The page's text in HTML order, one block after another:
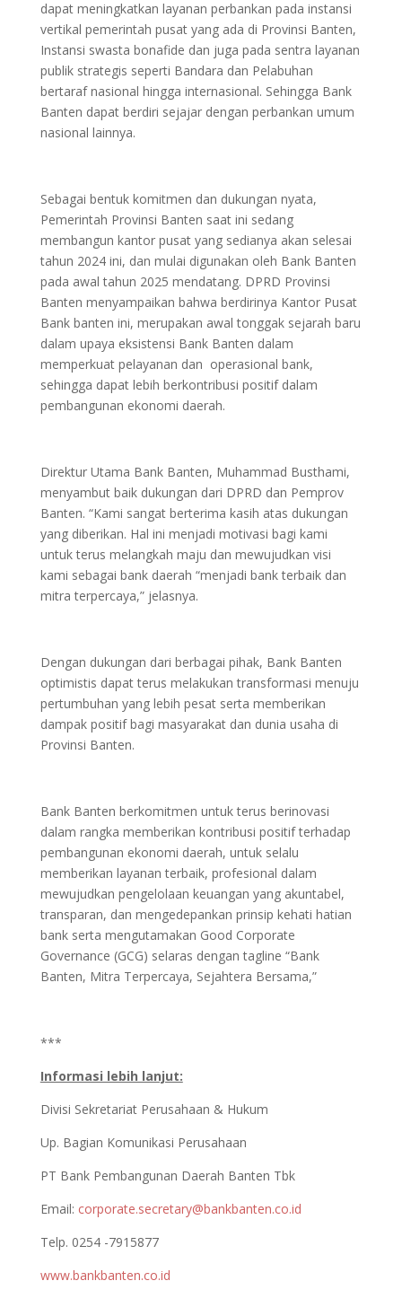
dapat meningkatkan layanan perbankan pada instansi
vertikal pemerintah pusat yang ada di Provinsi Banten,
Instansi swasta bonafide dan juga pada sentra layanan
publik strategis seperti Bandara dan Pelabuhan
bertaraf nasional hingga internasional. Sehingga Bank
Banten dapat berdiri sejajar dengan perbankan umum
nasional lainnya.
Sebagai bentuk komitmen dan dukungan nyata,
Pemerintah Provinsi Banten saat ini sedang
membangun kantor pusat yang sedianya akan selesai
tahun 2024 ini, dan mulai digunakan oleh Bank Banten
pada awal tahun 2025 mendatang. DPRD Provinsi
Banten menyampaikan bahwa berdirinya Kantor Pusat
Bank banten ini, merupakan awal tonggak sejarah baru
dalam upaya eksistensi Bank Banten dalam
memperkuat pelayanan dan operasional bank,
sehingga dapat lebih berkontribusi positif dalam
pembangunan ekonomi daerah.
Direktur Utama Bank Banten, Muhammad Busthami,
menyambut baik dukungan dari DPRD dan Pemprov
Banten. “Kami sangat berterima kasih atas dukungan
yang diberikan. Hal ini menjadi motivasi bagi kami
untuk terus melangkah maju dan mewujudkan visi
kami sebagai bank daerah “menjadi bank terbaik dan
mitra terpercaya,” jelasnya.
Dengan dukungan dari berbagai pihak, Bank Banten
optimistis dapat terus melakukan transformasi menuju
pertumbuhan yang lebih pesat serta memberikan
dampak positif bagi masyarakat dan dunia usaha di
Provinsi Banten.
Bank Banten berkomitmen untuk terus berinovasi
dalam rangka memberikan kontribusi positif terhadap
pembangunan ekonomi daerah, untuk selalu
memberikan layanan terbaik, profesional dalam
mewujudkan pengelolaan keuangan yang akuntabel,
transparan, dan mengedepankan prinsip kehati hatian
bank serta mengutamakan Good Corporate
Governance (GCG) selaras dengan tagline “Bank
Banten, Mitra Terpercaya, Sejahtera Bersama,”
***
Informasi lebih lanjut:
Divisi Sekretariat Perusahaan & Hukum
Up. Bagian Komunikasi Perusahaan
PT Bank Pembangunan Daerah Banten Tbk
Email: corporate.secretary@bankbanten.co.id
Telp. 0254 -7915877
www.bankbanten.co.id